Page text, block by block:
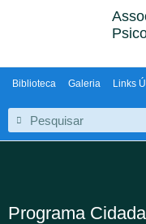
Biblioteca Galeria Links
Programa